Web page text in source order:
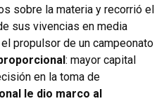
sobre la materia y recorrió el
sus vivencias en media
propulsor de un campeonato
: mayor capital
en la toma de
le dio marco al